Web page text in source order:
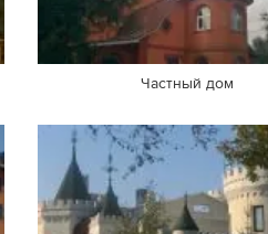
Частный дом